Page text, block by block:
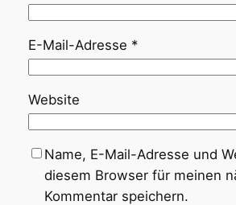
E-Mail-Adresse *
Website
Name, E-Mail-Adresse und
diesem Browser für meinen
Kommentar speichern.